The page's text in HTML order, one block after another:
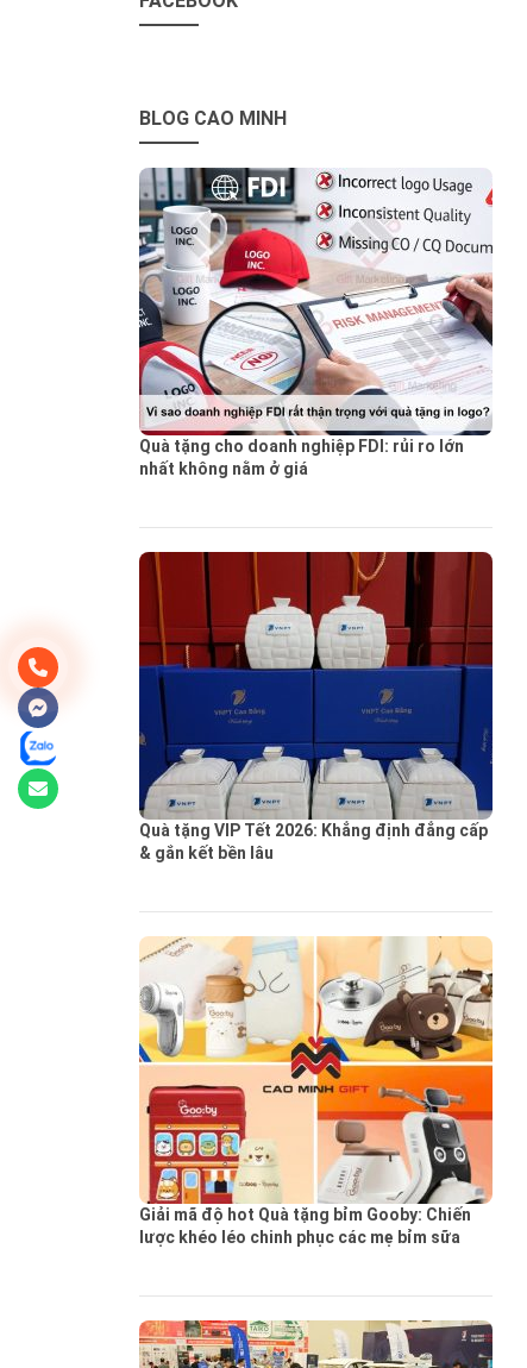
BLOG CAO MINH
Quà tặng cho doanh nghiệp FDI: rủi ro lớn
nhất không nằm ở giá
Quà tặng VIP Tết 2026: Khẳng định đẳng cấp
& gắn kết bền lâu
Giải mã độ hot Quà tặng bỉm Gooby: Chiến
lược khéo léo chinh phục các mẹ bỉm sữa